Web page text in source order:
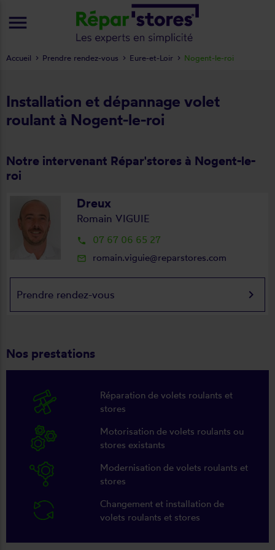
Installation et dépannage volet
roulant à Nogent-le-roi
Notre intervenant Répar'stores à Nogent-le-
roi
Dreux
Romain VIGUIE
local_phone 07 67 06 65 27
mail_outline romain.viguie@reparstores.com
Prendre rendez-vous keyboard_arrow_right
Nos prestations
Réparation de volets roulants et
stores
Motorisation de volets roulants ou
stores existants
Modernisation de volets roulants et
stores
Changement et installation de
volets roulants et stores
Accueil Prendre rendez-vous Eure-et-Loir Nogent-le-roi
menu